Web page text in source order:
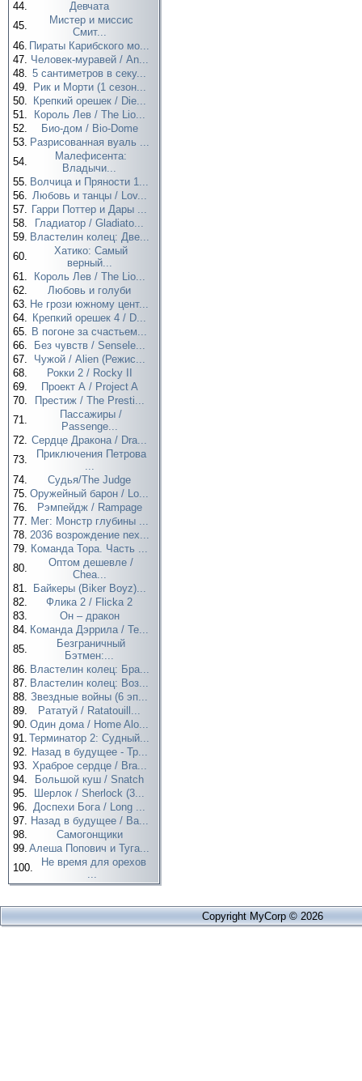
44.
Девчата
45.
Мистер и миссис
Смит...
46. Пираты Карибского мо...
47. Человек-муравей / An...
48. 5 сантиметров в секу...
49.
Рик и Морти (1 сезон...
50.
Крепкий орешек / Die...
51.
Король Лев / The Lio...
52.
Био-дом / Bio-Dome
53. Разрисованная вуаль ...
54.
Малефисента:
Владычи...
55. Волчица и Пряности 1...
56. Любовь и танцы / Lov...
57. Гарри Поттер и Дары ...
58.
Гладиатор / Gladiato...
59. Властелин колец: Две...
60.
Хатико: Самый
верный...
61.
Король Лев / The Lio...
62.
Любовь и голуби
63. Не грози южному цент...
64. Крепкий орешек 4 / D...
65. В погоне за счастьем...
66.
Без чувств / Sensele...
67.
Чужой / Alien (Режис...
68.
Рокки 2 / Rocky II
69.
Проект А / Project A
70.
Престиж / The Presti...
71.
Пассажиры /
Passenge...
72. Сердце Дракона / Dra...
73.
Приключения Петрова
...
74.
Судья/The Judge
75. Оружейный барон / Lo...
76.
Рэмпейдж / Rampage
77. Мег: Монстр глубины ...
78. 2036 возрождение nex...
79. Команда Тора. Часть ...
80.
Оптом дешевле /
Chea...
81.
Байкеры (Biker Boyz)...
82.
Флика 2 / Flicka 2
83.
Он – дракон
84. Команда Дэррила / Te...
85.
Безграничный
Бэтмен:...
86. Властелин колец: Бра...
87. Властелин колец: Воз...
88. Звездные войны (6 эп...
89.
Рататуй / Ratatouill...
90. Один дома / Home Alo...
91. Терминатор 2: Судный...
92. Назад в будущее - Тр...
93. Храброе сердце / Bra...
94.
Большой куш / Snatch
95.
Шерлок / Sherlock (3...
96. Доспехи Бога / Long ...
97. Назад в будущее / Ba...
98.
Самогонщики
99. Алеша Попович и Туга...
100.
Не время для орехов
...
Copyright MyCorp © 2026